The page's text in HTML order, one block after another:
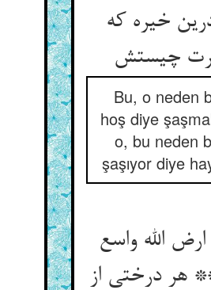
خیره که
Bu, o neden
hoş diye
o, bu neden
şaşıyor diye
الله واسع
هر درختی از